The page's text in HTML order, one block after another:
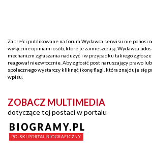
Za treści publikowane na forum Wydawca serwisu nie ponosi
wyłącznie opiniami osób, które je zamieszczają. Wydawca
mechanizm zgłaszania nadużyć i w przypadku takiego
reagował niezwłocznie. Aby zgłosić post naruszający prawo
społecznego wystarczy kliknąć ikonę flagi, która znajduje się
wpisu.
ZOBACZ MULTIMEDIA
dotyczące tej postaci w portalu